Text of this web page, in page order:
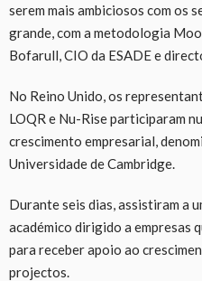
serem mais ambiciosos com os
grande, com a metodologia
Bofarull, CIO da ESADE e
No Reino Unido, os
LOQR e Nu-Rise participaram
crescimento empresarial,
Universidade de Cambridge.
Durante seis dias, assistiram a
académico dirigido a empresas
para receber apoio ao
projectos.